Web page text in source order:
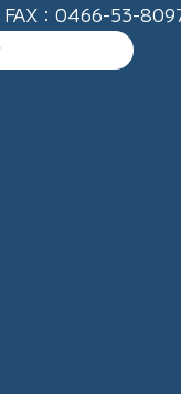
：0466-53-